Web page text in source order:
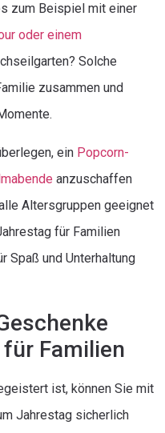
zum Beispiel mit einer
oder einem
Solche
zusammen und
ein Popcorn-
anzuschaffen
Altersgruppen geeignet
für Familien
Spaß und Unterhaltung
Familien
ist, können Sie mit
Jahrestag sicherlich